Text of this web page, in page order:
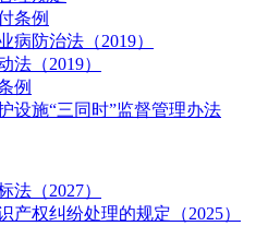
条例
病防治法（2019）
法（2019）
例
设施“三同时”监督管理办法
法（2027）
产权纠纷处理的规定（2025）